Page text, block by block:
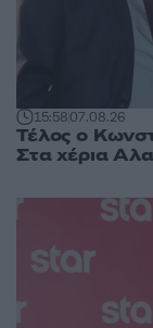
15:5807.08.26
Τέλος ο
Στα χέρια